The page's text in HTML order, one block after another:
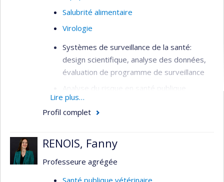
changements climatiques.
Salubrité alimentaire
Virologie
Systèmes de surveillance de la santé:
design scientifique, analyse des données,
évaluation de programme de surveillance
Analyse du risque en santé publique
Transmission, fardeau et attribution de
source des maladies infectieuses gastro-
Risques pour la santé associés à l’eau
Problématiques en santé publique d’origine
Lire plus…
Profil complet
RENOIS, Fanny
Professeure agrégée
Santé publique vétérinaire